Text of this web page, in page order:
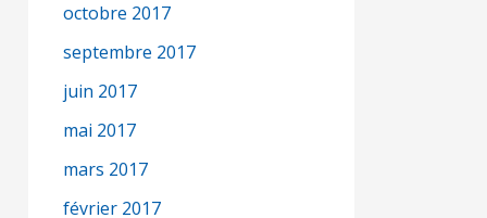
octobre 2017
septembre 2017
juin 2017
mai 2017
mars 2017
février 2017